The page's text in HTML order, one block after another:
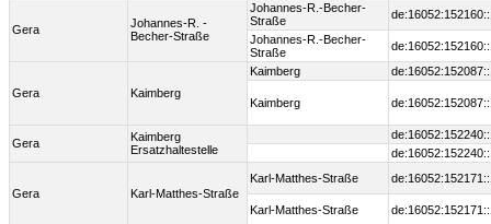
Gera
Johannes-R. -
Becher-Straße
Johannes-R.-Becher-
Straße
Johannes-R.-Becher-
Straße
Gera Kaimberg
Kaimberg
Kaimberg
Gera
Kaimberg
Ersatzhaltestelle
Gera Karl-Matthes-Straße
Karl-Matthes-Straße
Karl-Matthes-Straße